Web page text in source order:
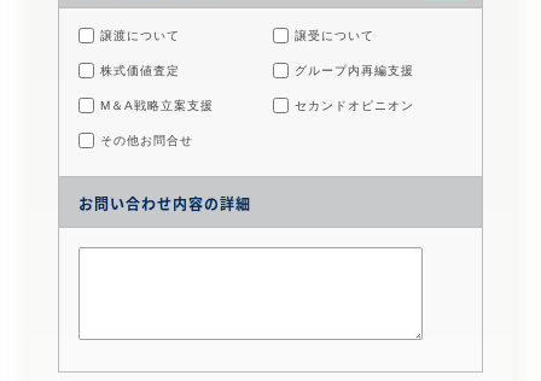
譲渡について 譲受について
株式価値査定 グループ内再編支援
M＆A戦略立案支援 セカンドオピニオン
その他お問合せ
お問い合わせ内容の詳細